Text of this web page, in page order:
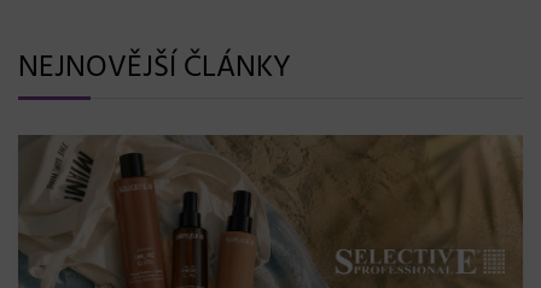
NEJNOVĚJŠÍ ČLÁNKY
BLONDME přichází s novou érou blond: lesk, glow efekt
a maximální péče bez kompromisů
08. 06. 2026